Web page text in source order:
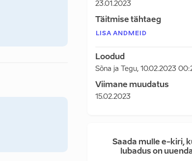
23.01.2023
Täitmise tähtaeg
LISA ANDMEID
Loodud
Sõna ja Tegu, 10.02.2023
Viimane muudatus
15.02.2023
Saada mulle e-kiri,
lubadus on